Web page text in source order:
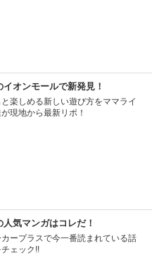
イオンモールで新発見！
楽しめる新しい遊び方をママライ
現地から最新リポ！
人気マンガはコレだ！
カープラスで今一番読まれている話
ェック!!